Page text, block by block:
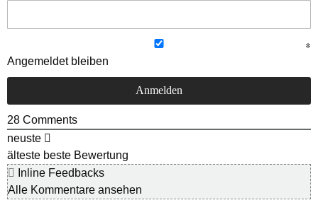
Angemeldet bleiben
28 Comments
neuste
älteste beste Bewertung
Inline Feedbacks
Alle Kommentare ansehen